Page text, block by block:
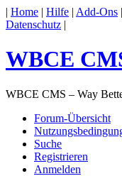
| Home | Hilfe | Add-Ons |
Datenschutz |
WBCE
WBCE CMS – Way
Forum-Übersicht
Suche
Registrieren
Anmelden